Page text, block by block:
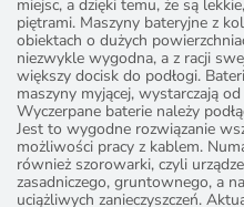
miejsc, a dzięki temu, że są
piętrami. Maszyny bateryjne z
obiektach o dużych
niezwykle wygodna, a z racji
większy docisk do podłogi.
maszyny myjącej, wystarczają
Wyczerpane baterie należy
Jest to wygodne rozwiązanie
możliwości pracy z kablem.
również szorowarki, czyli
zasadniczego, gruntownego, a
uciążliwych zanieczyszczeń.